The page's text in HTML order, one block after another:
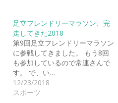
足立フレンドリーマラソン、完
走してきた2018
第9回足立フレンドリーマラソン
に参戦してきました。 もう8回
も参加しているので常連さんで
す。 で、い…
12/23/2018
スポーツ